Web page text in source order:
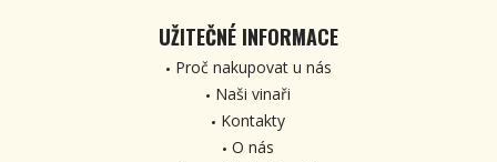
UŽITEČNÉ INFORMACE
Proč nakupovat u nás
Naši vinaři
Kontakty
O nás